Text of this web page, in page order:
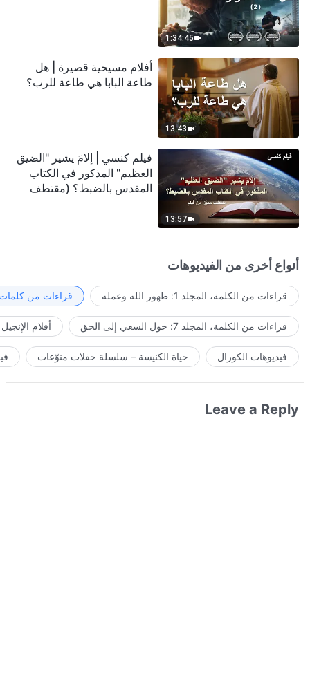
1:34:45
13:43
أفلام مسيحية قصيرة | هل
طاعة البابا هي طاعة للرب؟
13:57
فيلم كنسي | إلامَ يشير "الضيق
العظيم" المذكور في الكتاب
المقدس بالضبط؟ (مقتطف
أنواع أخرى من الفيديوهات
قراءات من الكلمة، المجلد 1: ظهور الله وعمله قراءات من كلمات
قراءات من الكلمة، المجلد 7: حول السعي إلى الحق أفلام الإنجيل
فيديوهات الكورال حياة الكنيسة – سلسلة حفلات منوّعات
Leave a Reply